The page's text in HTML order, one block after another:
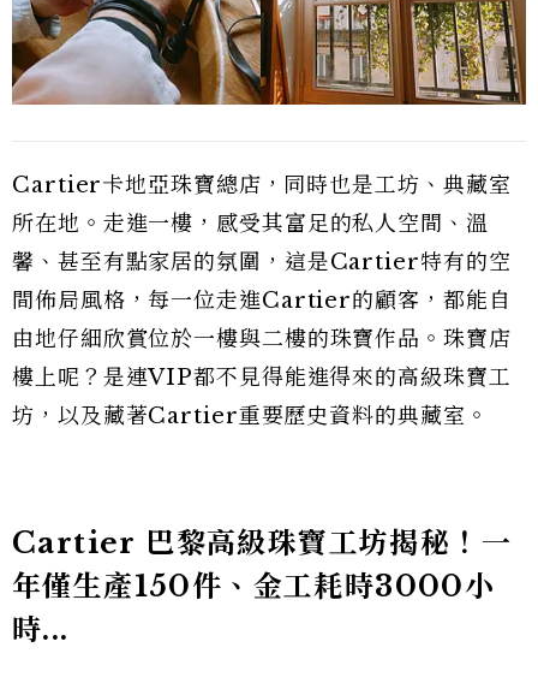
Cartier卡地亞珠寶總店，同時也是工坊、典藏室
所在地。走進一樓，感受其富足的私人空間、溫
馨、甚至有點家居的氛圍，這是Cartier特有的空
間佈局風格，每一位走進Cartier的顧客，都能自
由地仔細欣賞位於一樓與二樓的珠寶作品。珠寶店
樓上呢？是連VIP都不見得能進得來的高級珠寶工
坊，以及藏著Cartier重要歷史資料的典藏室。
Cartier 巴黎高級珠寶工坊揭秘！一
年僅生產150件、金工耗時3000小
時...